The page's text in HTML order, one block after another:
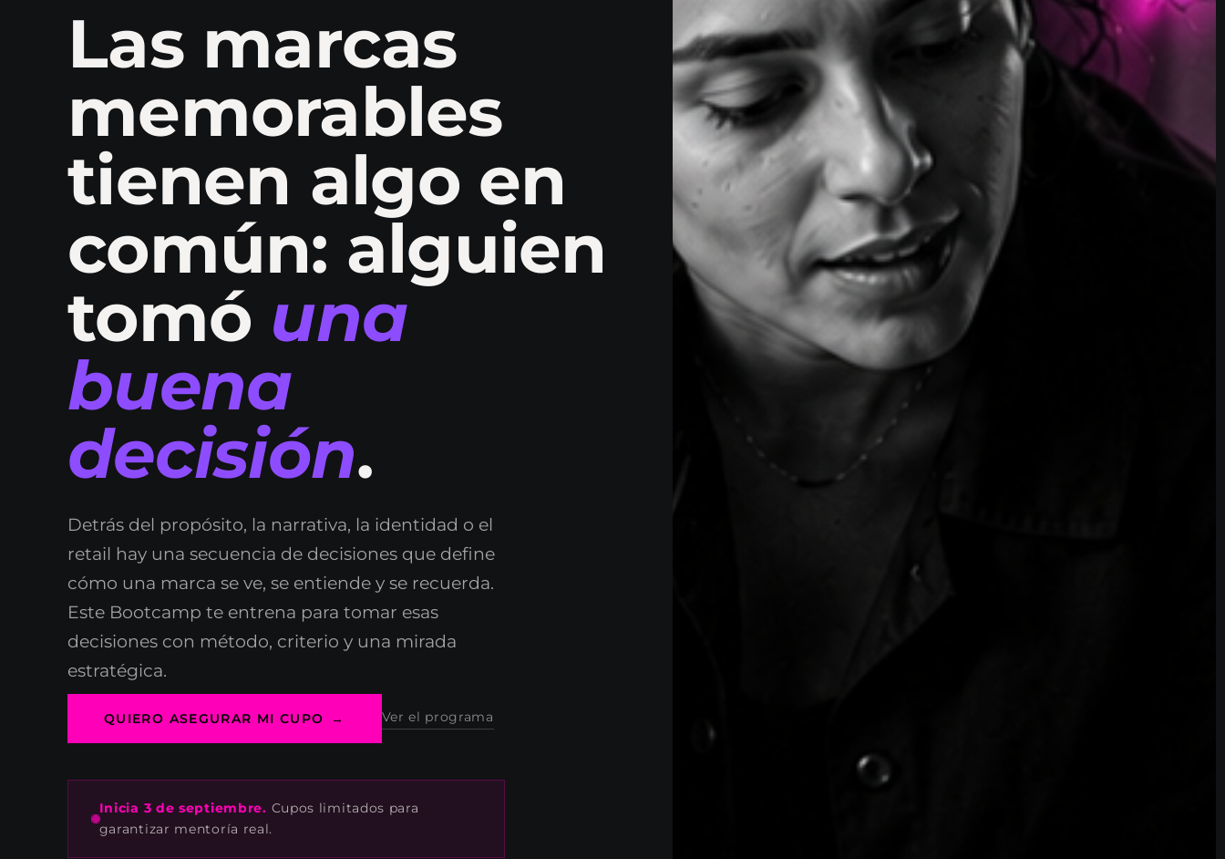
Las marcas
memorables
tienen algo en
común: alguien
tomó una
buena
decisión.
Detrás del propósito, la narrativa, la identidad o el
retail hay una secuencia de decisiones que define
cómo una marca se ve, se entiende y se recuerda.
Este Bootcamp te entrena para tomar esas
decisiones con método, criterio y una mirada
estratégica.
QUIERO ASEGURAR MI CUPO Ver el programa
Inicia 3 de septiembre. Cupos limitados para
garantizar mentoría real.